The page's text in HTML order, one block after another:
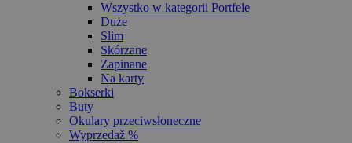
Wszystko w kategorii Portfele
Duże
Slim
Skórzane
Zapinane
Na karty
Bokserki
Buty
Okulary przeciwsłoneczne
Wyprzedaž %